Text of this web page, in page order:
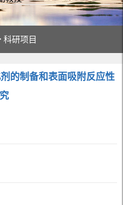
科研项目
的制备和表面吸附反应性